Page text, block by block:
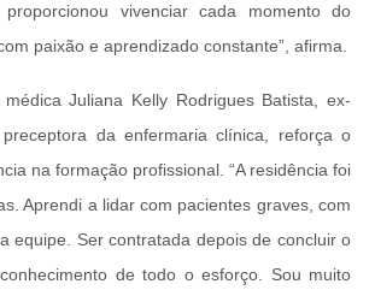
vivenciar cada momento do
paixão e aprendizado constante”, afirma.
Juliana Kelly Rodrigues Batista, ex-
da enfermaria clínica, reforça o
na formação profissional. “A residência foi
Aprendi a lidar com pacientes graves, com
equipe. Ser contratada depois de concluir o
de todo o esforço. Sou muito